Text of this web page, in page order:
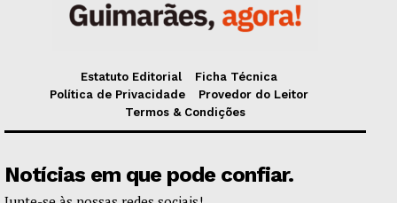
Estatuto Editorial
Ficha Técnica
Política de Privacidade
Provedor do Leitor
Termos & Condições
Notícias em que pode confiar.